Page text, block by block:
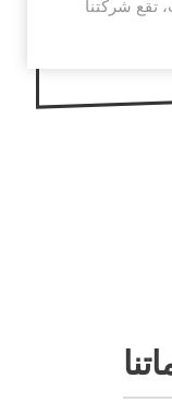
تقع شركتنا